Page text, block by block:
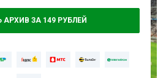
АРХИВ ЗА 149 РУБЛЕЙ